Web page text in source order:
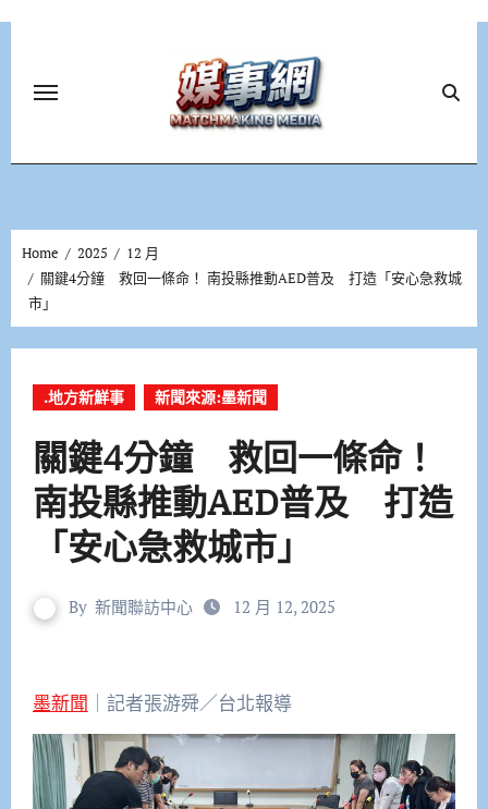
Home 2025
12 月
關鍵4分鐘 救回一條命！ 南投縣推動AED普及 打造「安心急救城
市」
.地方新鮮事 新聞來源:墨新聞
關鍵4分鐘 救回一條命！
南投縣推動AED普及 打造
「安心急救城市」
By 新聞聯訪中心 12 月 12, 2025
墨新聞 ｜記者張游舜／台北報導